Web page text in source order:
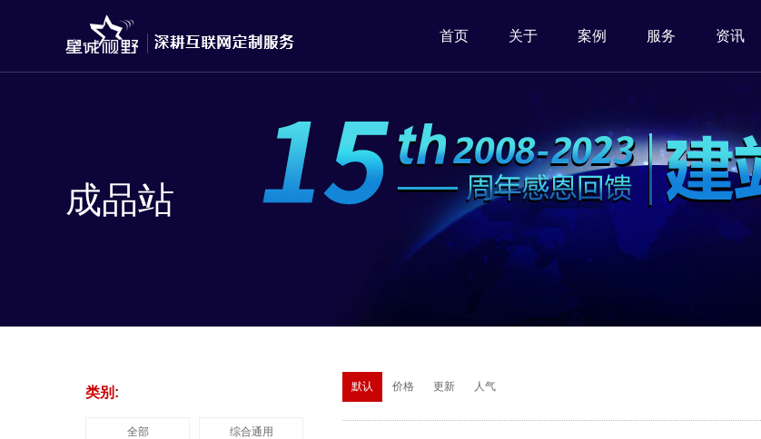
首页 关于 案例 服务 资讯
成品站
类别:
全部 综合通用
默认 价格 更新 人气